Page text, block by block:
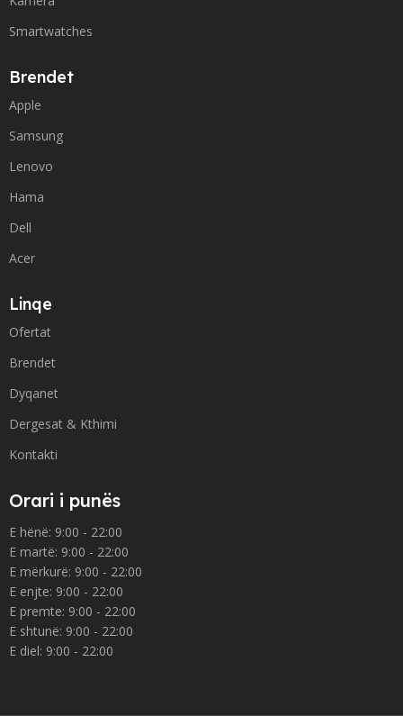
Smartwatches
Brendet
Apple
Samsung
Lenovo
Hama
Dell
Acer
Linqe
Ofertat
Brendet
Dyqanet
Dergesat & Kthimi
Kontakti
Orari i punës
E hënë: 9:00 - 22:00
E martë: 9:00 - 22:00
E mërkurë: 9:00 - 22:00
E enjte: 9:00 - 22:00
E premte: 9:00 - 22:00
E shtunë: 9:00 - 22:00
E diel: 9:00 - 22:00